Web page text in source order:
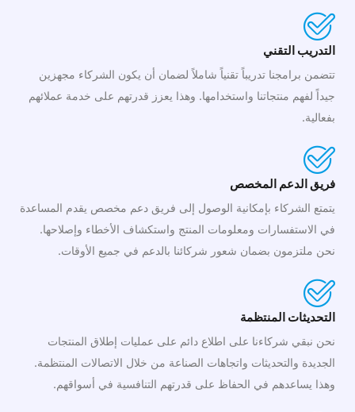
التدريب التقني
تتضمن برامجنا تدريباً تقنياً شاملاً لضمان أن يكون الشركاء مجهزين
جيداً لفهم منتجاتنا واستخدامها. وهذا يعزز قدرتهم على خدمة عملائهم
بفعالية.
فريق الدعم المخصص
يتمتع الشركاء بإمكانية الوصول إلى فريق دعم مخصص يقدم المساعدة
في الاستفسارات ومعلومات المنتج واستكشاف الأخطاء وإصلاحها.
نحن ملتزمون بضمان شعور شركائنا بالدعم في جميع الأوقات.
التحديثات المنتظمة
نحن نبقي شركاءنا على اطلاع دائم على عمليات إطلاق المنتجات
الجديدة والتحديثات واتجاهات الصناعة من خلال الاتصالات المنتظمة.
وهذا يساعدهم في الحفاظ على قدرتهم التنافسية في أسواقهم.